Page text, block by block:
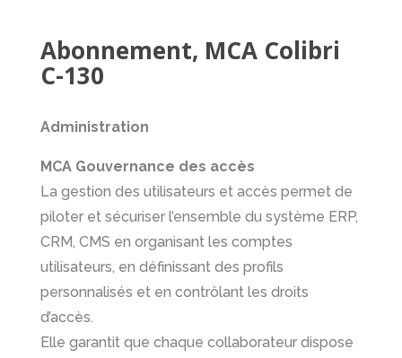
Abonnement, MCA Colibri
C-130
Administration
MCA Gouvernance des accès
La gestion des utilisateurs et accès permet de
piloter et sécuriser l’ensemble du système ERP,
CRM, CMS en organisant les comptes
utilisateurs, en définissant des profils
personnalisés et en contrôlant les droits
d’accès.
Elle garantit que chaque collaborateur dispose